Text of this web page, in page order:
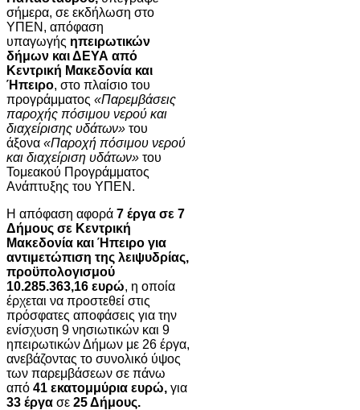
σήμερα, σε εκδήλωση στο
ΥΠΕΝ, απόφαση
υπαγωγής ηπειρωτικών
δήμων και ΔΕΥΑ από
Κεντρική Μακεδονία και
Ήπειρο, στο πλαίσιο του
προγράμματος «Παρεμβάσεις
παροχής πόσιμου νερού και
διαχείρισης υδάτων» του
άξονα «Παροχή πόσιμου νερού
και διαχείριση υδάτων» του
Τομεακού Προγράμματος
Ανάπτυξης του ΥΠΕΝ.
Η απόφαση αφορά 7 έργα σε 7
Δήμους σε Κεντρική
Μακεδονία και Ήπειρο για
αντιμετώπιση της λειψυδρίας,
προϋπολογισμού
10.285.363,16 ευρώ, η οποία
έρχεται να προστεθεί στις
πρόσφατες αποφάσεις για την
ενίσχυση 9 νησιωτικών και 9
ηπειρωτικών Δήμων με 26 έργα,
ανεβάζοντας το συνολικό ύψος
των παρεμβάσεων σε πάνω
από 41 εκατομμύρια ευρώ, για
33 έργα σε 25 Δήμους.